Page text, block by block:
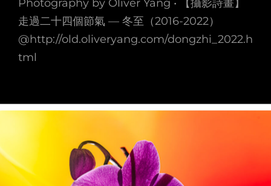
Photography by Oliver Yang • 【攝影詩畫】
走過二十四個節氣 — 冬至（2016-2022）
@http://old.oliveryang.com/dongzhi_2022.h
tml